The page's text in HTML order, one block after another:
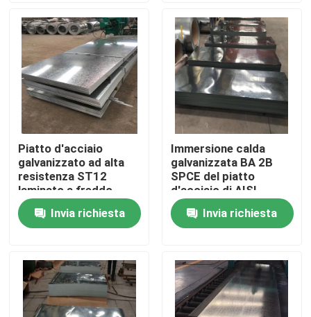
Giro della fabbrica
Controllo di qualità
Contattici
Richieda una citazione
Bobina di acciaio inossidabile di Tisco
di piastra metallica di acciaio inossidabile
Strato del piatto di acciaio al carbonio
Piatto d'acciaio
galvanizzato ad alta
resistenza ST12
laminato a freddo
ISO9001 2800mm
Invia richiesta
Immersione calda
galvanizzata BA 2B
SPCE del piatto
d'acciaio di AISI
ASTM JIS SUS 800
millimetri 0,2 - 150mm
Invia richiesta